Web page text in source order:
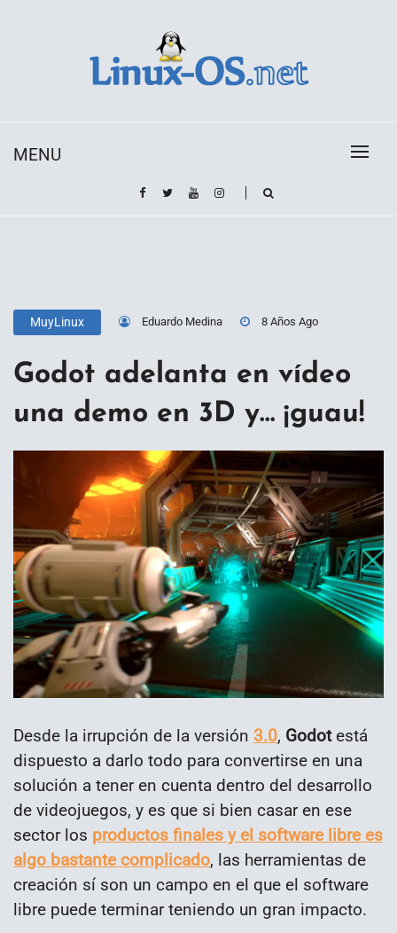
MENU
MuyLinux Eduardo Medina 8 Años Ago
Godot adelanta en vídeo
una demo en 3D y… ¡guau!
Desde la irrupción de la versión 3.0, Godotestá
dispuesto a darlo todo para convertirse en una
solución a tener en cuenta dentro del desarrollo
de videojuegos, y es que si bien casar en ese
sector los productos finales y el software libre es
algo bastante complicado, las herramientas de
creación sí son un campo en el que el software
libre puede terminar teniendo un gran impacto.